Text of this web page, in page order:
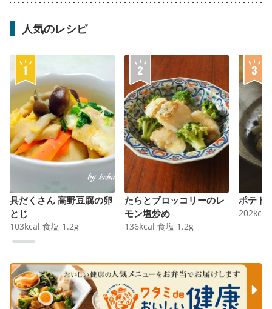
人気のレシピ
具だくさん 高野豆腐の卵
とじ
103kcal 食塩 1.2g
たらとブロッコリーのレ
モン塩炒め
136kcal 食塩 1.2g
ポテト
202kcal